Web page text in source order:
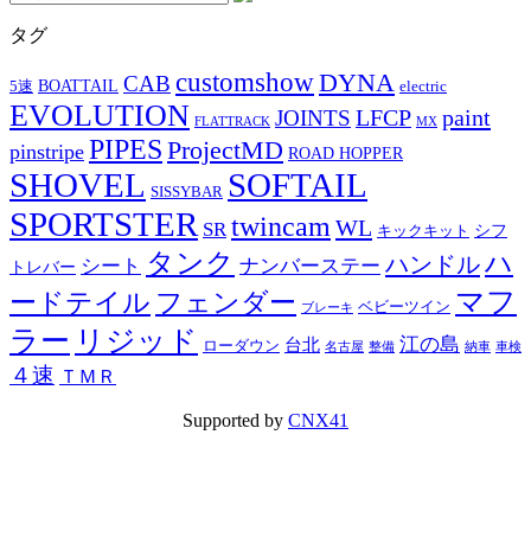
タグ
5速 BOATTAIL CAB customshowDYNA electric
EVOLUTION FLATTRACK JOINTS LFCP MX paint
pinstripe PIPES ProjectMD ROAD HOPPER
SHOVEL SISSYBAR SOFTAIL
SPORTSTER SR twincam WL キックキット シフ
トレバー シート タンク ナンバーステー ハンドルハ
ードテイル フェンダー ブレーキ ベビーツイン マフ
ラー リジッド ローダウン 台北 名古屋 整備 江の島 納車 車検
４速 ＴＭＲ
Supported by CNX41